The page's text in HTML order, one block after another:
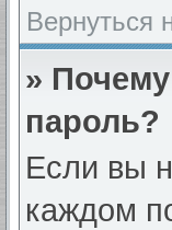
Вернуться
»
пароль?
Если вы
каждом